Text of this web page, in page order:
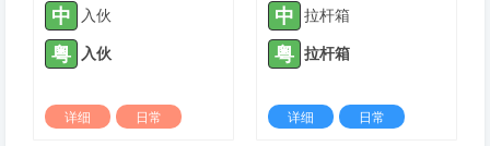
中 入伙
粤 入伙
详细
日常
中 拉杆箱
粤 拉杆箱
详细
日常